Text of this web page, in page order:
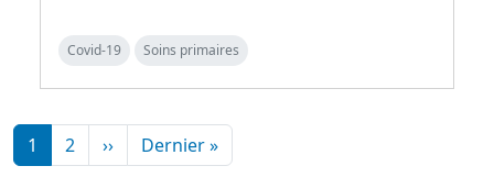
Covid-19 Soins primaires
Pagination
1 2 ››Page suivante
Dernier »Dernière page